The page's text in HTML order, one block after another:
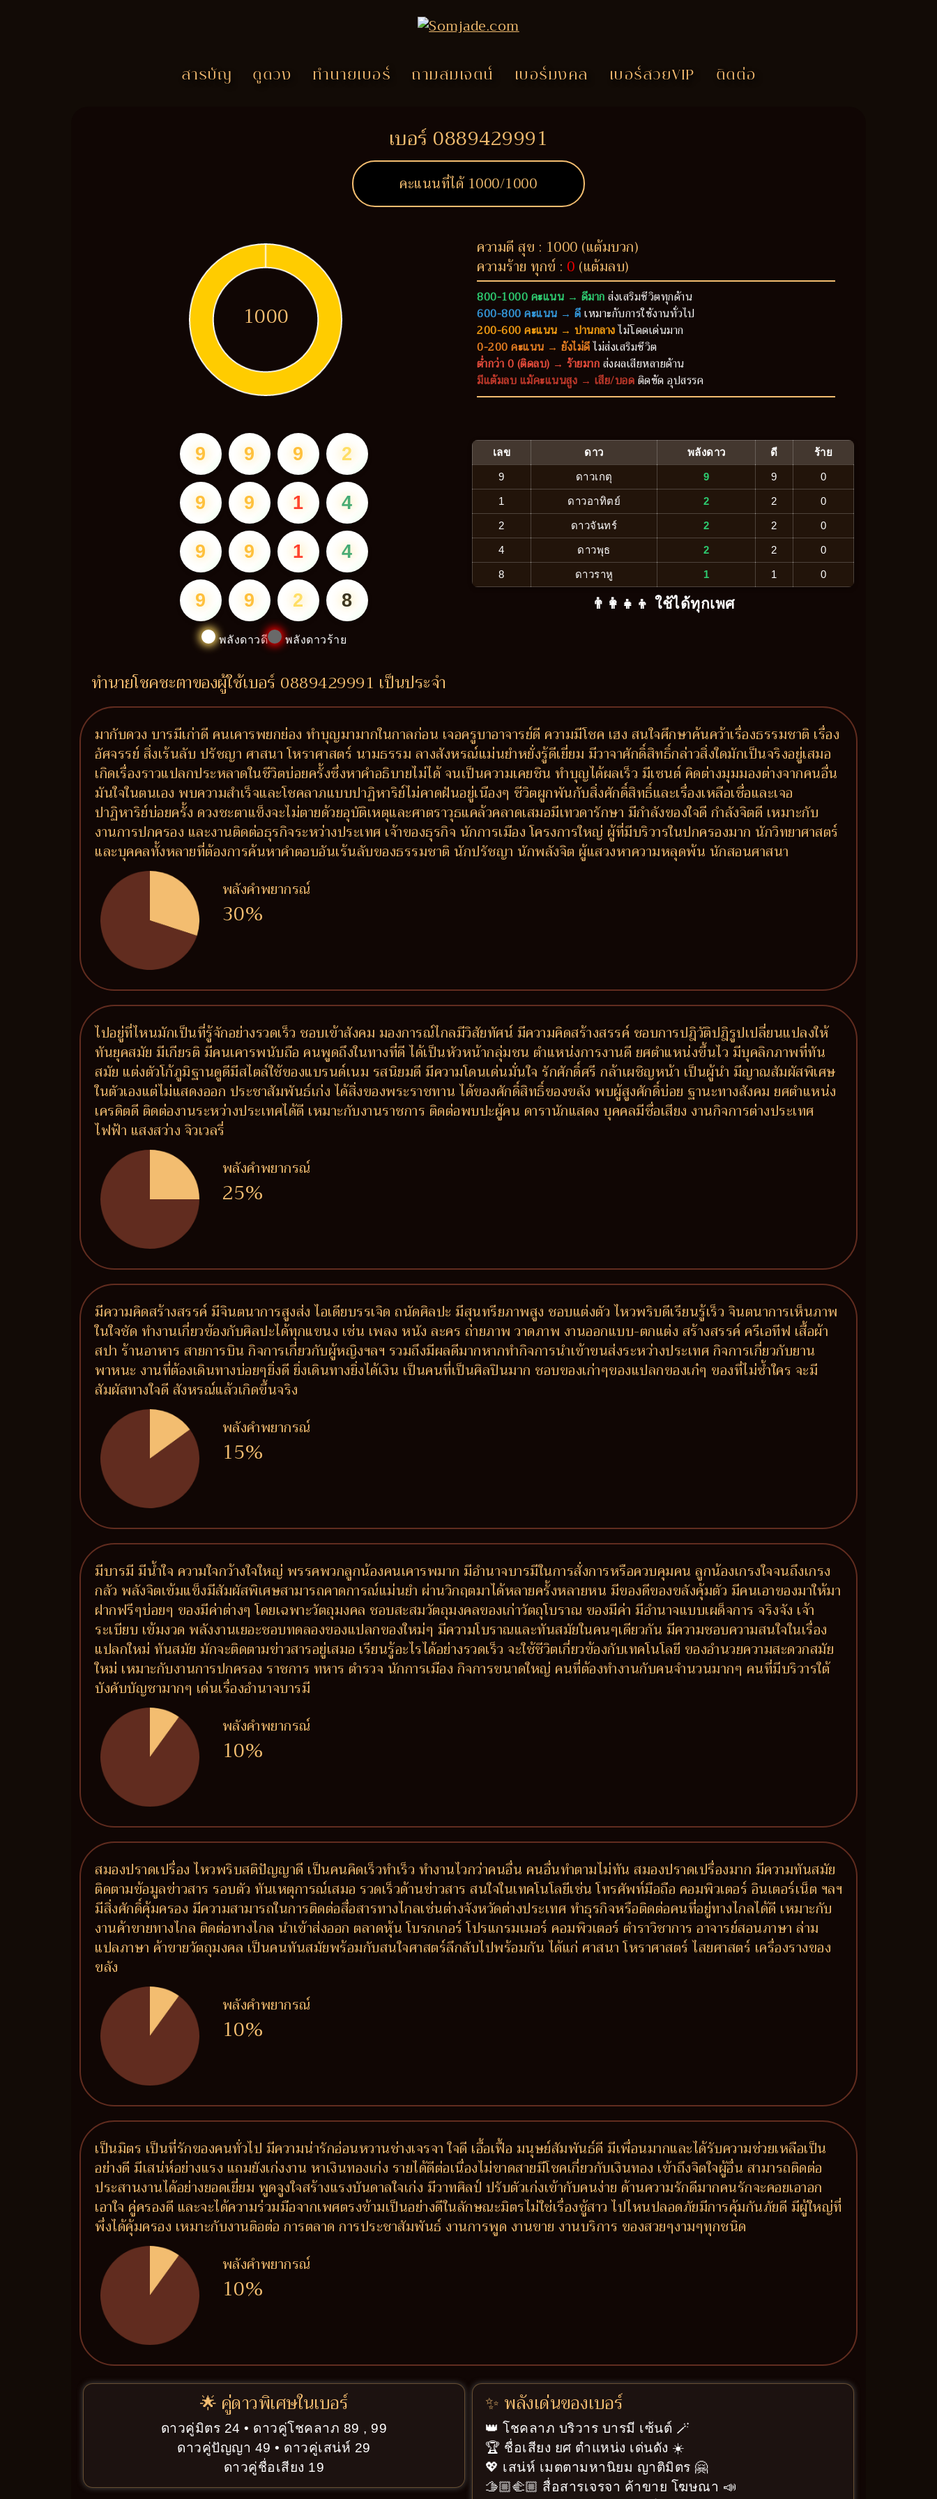
สารบัญ ดูดวง ทำนายเบอร์ ถามสมเจตน์ เบอร์มงคล เบอร์สวยVIP ติดต่อ
เบอร์ 0889429991
คะแนนที่ได้ 1000/1000
1000
ความดี สุข : 1000 (แต้มบวก)
ความร้าย ทุกข์ : 0 (แต้มลบ)
800-1000 คะแนน → ดีมากส่งเสริมชีวิตทุกด้าน
600-800 คะแนน → ดีเหมาะกับการใช้งานทั่วไป
200-600 คะแนน → ปานกลางไม่โดดเด่นมาก
0-200 คะแนน → ยังไม่ดีไม่ส่งเสริมชีวิต
ต่ำกว่า 0 (ติดลบ) → ร้ายมากส่งผลเสียหลายด้าน
มีแต้มลบ แม้คะแนนสูง → เสีย/บอดติดขัด อุปสรรค
9 9 9 2
9 9 1 4
9 9 1 4
9 9 2 8
พลังดาวดี พลังดาวร้าย
เลข ดาว พลังดาว ดี ร้าย
9 ดาวเกตุ 9 9 0
1 ดาวอาทิตย์ 2 2 0
2 ดาวจันทร์ 2 2 0
4 ดาวพุธ 2 2 0
8 ดาวราหู 1 1 0
👨‍👩‍👧‍👦 ใช้ได้ทุกเพศ
ทำนายโชคชะตาของผู้ใช้เบอร์ 0889429991 เป็นประจำ
มากับดวง บารมีเก่าดี คนเคารพยกย่อง ทำบุญมามากในกาลก่อน เจอครูบาอาจารย์ดี ความมีโชค เฮง สนใจศึกษาค้นคว้าเรื่องธรรมชาติ เรื่อง
อัศจรรย์ สิ่งเร้นลับ ปรัชญา ศาสนา โหราศาสตร์ นามธรรม ลางสังหรณ์แม่นยำหยั่งรู้ดีเยี่ยม มีวาจาศักดิ์สิทธิ์กล่าวสิ่งใดมักเป็นจริงอยู่เสมอ
เกิดเรื่องราวแปลกประหลาดในชีวิตบ่อยครั้งซึ่งหาคำอธิบายไม่ได้ จนเป็นความเคยชิน ทำบุญได้ผลเร็ว มีเซนต์ คิดต่างมุมมองต่างจากคนอื่น
มันใจในตนเอง พบความสำเร็จและโชคลาภแบบปาฏิหาริย์ไม่คาดฝันอยู่เนืองๆ ชีวิตผูกพันกับสิ่งศักดิ์สิทธิ์และเรื่องเหลือเชื่อและเจอ
ปาฏิหาริย์บ่อยครั้ง ดวงชะตาแข็งจะไม่ตายด้วยอุบัติเหตุและศาตราวุธแคล้วคลาดเสมอมีเทวดารักษา มีกำลังของใจดี กำลังจิตดี เหมาะกับ
งานการปกครอง และงานติดต่อธุรกิจระหว่างประเทศ เจ้าของธุรกิจ นักการเมือง โครงการใหญ่ ผู้ที่มีบริวารในปกครองมาก นักวิทยาศาสตร์
และบุคคลทั้งหลายที่ต้องการค้นหาคำตอบอันเร้นลับของธรรมชาติ นักปรัชญา นักพลังจิต ผู้แสวงหาความหลุดพ้น นักสอนศาสนา
พลังคำพยากรณ์
30%
ไปอยู่ที่ไหนมักเป็นที่รู้จักอย่างรวดเร็ว ชอบเข้าสังคม มองการณ์ไกลมีวิสัยทัศน์ มีความคิดสร้างสรรค์ ชอบการปฎิวัติปฎิรูปเปลี่ยนแปลงให้
ทันยุคสมัย มีเกียรติ มีคนเคารพนับถือ คนพูดถึงในทางที่ดี ได้เป็นหัวหน้ากลุ่มชน ตำแหน่งการงานดี ยศตำแหน่งขึ้นไว มีบุคลิกภาพที่ทัน
สมัย แต่งตัวโก้ภูมิฐานดูดีมีสไตล์ใช้ของแบรนด์เนม รสนิยมดี มีความโดนเด่นมั่นใจ รักศักดิ์ศรี กล้าเผชิญหน้า เป็นผู้นำ มีญาณสัมผัสพิเศษ
ในตัวเองแต่ไม่แสดงออก ประชาสัมพันธ์เก่ง ได้สิ่งของพระราชทาน ได้ของศักดิ์สิทธิ์ของขลัง พบผู้สูงศักดิ์บ่อย ฐานะทางสังคม ยศตำแหน่ง
เครดิตดี ติดต่องานระหว่างประเทศได้ดี เหมาะกับงานราชการ ติดต่อพบปะผู้คน ดารานักแสดง บุคคลมีชื่อเสียง งานกิจการต่างประเทศ
ไฟฟ้า แสงสว่าง จิวเวลรี่
พลังคำพยากรณ์
25%
มีความคิดสร้างสรรค์ มีจินตนาการสูงส่ง ไอเดียบรรเจิด ถนัดศิลปะ มีสุนทรียภาพสูง ชอบแต่งตัว ไหวพริบดีเรียนรู้เร็ว จินตนาการเห็นภาพ
ในใจชัด ทำงานเกี่ยวข้องกับศิลปะได้ทุกแขนง เช่น เพลง หนัง ละคร ถ่ายภาพ วาดภาพ งานออกแบบ-ตกแต่ง สร้างสรรค์ ครีเอทีฟ เสื้อผ้า
สปา ร้านอาหาร สายการบิน กิจการเกี่ยวกับผู้หญิงฯลฯ รวมถึงมีผลดีมากหากทำกิจการนำเข้าขนส่งระหว่างประเทศ กิจการเกี่ยวกับยาน
พาหนะ งานที่ต้องเดินทางบ่อยๆยิ่งดี ยิ่งเดินทางยิ่งได้เงิน เป็นคนที่เป็นศิลปินมาก ชอบของเก่าๆของแปลกของเก๋ๆ ของที่ไม่ซ้ำใคร จะมี
สัมผัสทางใจดี สังหรณ์แล้วเกิดขึ้นจริง
พลังคำพยากรณ์
15%
มีบารมี มีน้ำใจ ความใจกว้างใจใหญ่ พรรคพวกลูกน้องคนเคารพมาก มีอำนาจบารมีในการสั่งการหรือควบคุมคน ลูกน้องเกรงใจจนถึงเกรง
กลัว พลังจิตเข้มแข็งมีสัมผัสพิเศษสามารถคาดการณ์แม่นยำ ผ่านวิกฤตมาได้หลายครั้งหลายหน มีของดีของขลังคุ้มตัว มีคนเอาของมาให้มา
ฝากฟรีๆบ่อยๆ ของมีค่าต่างๆ โดยเฉพาะวัตถุมงคล ชอบสะสมวัตถุมงคลของเก่าวัตถุโบราณ ของมีค่า มีอำนาจแบบเผด็จการ จริงจัง เจ้า
ระเบียบ เข้มงวด พลังงานเยอะชอบทดลองของแปลกของใหม่ๆ มีความโบราณและทันสมัยในคนๆเดียวกัน มีความชอบความสนใจในเรื่อง
แปลกใหม่ ทันสมัย มักจะติดตามข่าวสารอยู่เสมอ เรียนรู้อะไรได้อย่างรวดเร็ว จะใช้ชีวิตเกี่ยวข้องกับเทคโนโลยี ของอำนวยความสะดวกสมัย
ใหม่ เหมาะกับงานการปกครอง ราชการ ทหาร ตำรวจ นักการเมือง กิจการขนาดใหญ่ คนที่ต้องทำงานกับคนจำนวนมากๆ คนที่มีบริวารใต้
บังคับบัญชามากๆ เด่นเรื่องอำนาจบารมี
พลังคำพยากรณ์
10%
สมองปราดเปรื่อง ไหวพริบสติปัญญาดี เป็นคนคิดเร็วทำเร็ว ทำงานไวกว่าคนอื่น คนอื่นทำตามไม่ทัน สมองปราดเปรื่องมาก มีความทันสมัย
ติดตามข้อมูลข่าวสาร รอบตัว ทันเหตุการณ์เสมอ รวดเร็วด้านข่าวสาร สนใจในเทคโนโลยีเช่น โทรศัพท์มือถือ คอมพิวเตอร์ อินเตอร์เน็ต ฯลฯ
มีสิ่งศักดิ์คุ้มครอง มีความสามารถในการติดต่อสื่อสารทางไกลเช่นต่างจังหวัดต่างประเทศ ทำธุรกิจหรือติดต่อคนที่อยู่ทางไกลได้ดี เหมาะกับ
งานค้าขายทางไกล ติดต่อทางไกล นำเข้าส่งออก ตลาดหุ้น โบรกเกอร์ โปรแกรมเมอร์ คอมพิวเตอร์ ตำราวิชาการ อาจารย์สอนภาษา ล่าม
แปลภาษา ค้าขายวัตถุมงคล เป็นคนทันสมัยพร้อมกับสนใจศาสตร์ลึกลับไปพร้อมกัน ได้แก่ ศาสนา โหราศาสตร์ ไสยศาสตร์ เครื่องรางของ
ขลัง
พลังคำพยากรณ์
10%
เป็นมิตร เป็นที่รักของคนทั่วไป มีความน่ารักอ่อนหวานช่างเจรจา ใจดี เอื้อเฟื้อ มนุษย์สัมพันธ์ดี มีเพื่อนมากและได้รับความช่วยเหลือเป็น
อย่างดี มีเสน่ห์อย่างแรง แถมยังเก่งงาน หาเงินทองเก่ง รายได้ดีต่อเนื่องไม่ขาดสายมีโชคเกี่ยวกับเงินทอง เข้าถึงจิตใจผู้อื่น สามารถติดต่อ
ประสานงานได้อย่างยอดเยี่ยม พูดจูงใจสร้างแรงบันดาลใจเก่ง มีวาทศิลป์ ปรับตัวเก่งเข้ากับคนง่าย ด้านความรักดีมากคนรักจะคอยเอาอก
เอาใจ คู่ครองดี และจะได้ความร่วมมือจากเพศตรงข้ามเป็นอย่างดีในลักษณะมิตรไม่ใช่เรื่องชู้สาว ไปไหนปลอดภัยมีการคุ้มกันภัยดี มีผู้ใหญ่ที่
พึ่งได้คุ้มครอง เหมาะกับงานติอต่อ การตลาด การประชาสัมพันธ์ งานการพูด งานขาย งานบริการ ของสวยๆงามๆทุกชนิด
พลังคำพยากรณ์
10%
🌟 คู่ดาวพิเศษในเบอร์
ดาวคู่มิตร 24 • ดาวคู่โชคลาภ 89 , 99
ดาวคู่ปัญญา 49 • ดาวคู่เสน่ห์ 29
ดาวคู่ชื่อเสียง 19
✨ พลังเด่นของเบอร์
👑 โชคลาภ บริวาร บารมี เซ้นต์ 🪄
🏆 ชื่อเสียง ยศ ตำแหน่ง เด่นดัง ☀️
💖 เสน่ห์ เมตตามหานิยม ญาติมิตร 🤗
🫱🏼‍🫲🏼 สื่อสารเจรจา ค้าขาย โฆษณา 📣